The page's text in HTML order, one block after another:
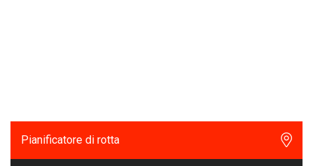
Pianificatore di rotta